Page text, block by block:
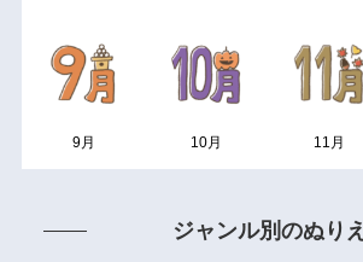
9月 10月 11月
ジャンル別のぬりえ